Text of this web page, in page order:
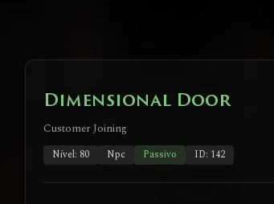
Dimensional Door
Customer Joining
Nível: 80 Npc Passivo ID: 142